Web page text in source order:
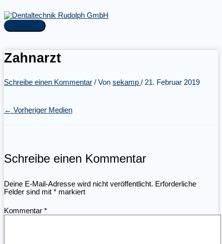
Inhalt
springen
Hauptmenü
Zahnarzt
Schreibe einen Kommentar / Von sekamp / 21. Februar 2019
← Vorheriger Medien
Schreibe einen Kommentar
Deine E-Mail-Adresse wird nicht veröffentlicht. Erforderliche
Felder sind mit * markiert
Kommentar *